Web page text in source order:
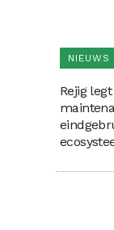
NIEUWS
Rejig